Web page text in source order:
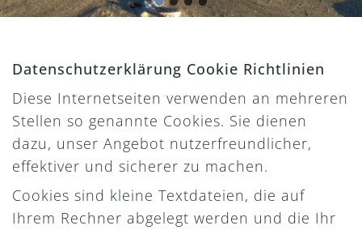
Datenschutzerklärung Cookie Richtlinien
Diese Internetseiten verwenden an mehreren
Stellen so genannte Cookies. Sie dienen
dazu, unser Angebot nutzerfreundlicher,
effektiver und sicherer zu machen.
Cookies sind kleine Textdateien, die auf
Ihrem Rechner abgelegt werden und die Ihr